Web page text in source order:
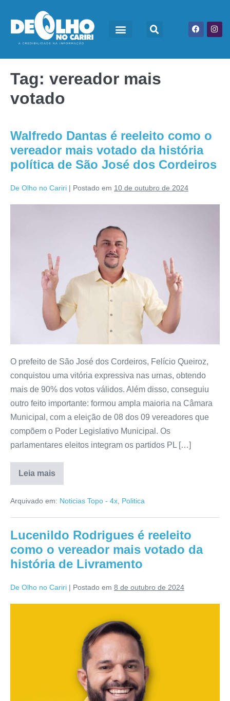
Tag: vereador mais
votado
Walfredo Dantas é reeleito como o
vereador mais votado da história
política de São José dos Cordeiros
De Olho no Cariri | Postado em 10 de outubro de 2024
O prefeito de São José dos Cordeiros, Felício Queiroz,
conquistou uma vitória expressiva nas urnas, obtendo
mais de 90% dos votos válidos. Além disso, conseguiu
outro feito importante: formou ampla maioria na Câmara
Municipal, com a eleição de 08 dos 09 vereadores que
compõem o Poder Legislativo Municipal. Os
parlamentares eleitos integram os partidos PL […]
Leia mais
Arquivado em: Noticias Topo - 4x Politica
Lucenildo Rodrigues é reeleito
como o vereador mais votado da
história de Livramento
De Olho no Cariri | Postado em 8 de outubro de 2024